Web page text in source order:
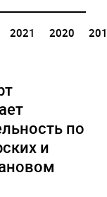
2021 2020
по
и